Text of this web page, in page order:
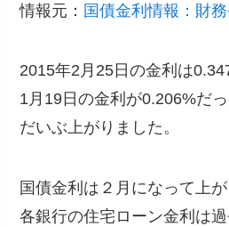
情報元： 国債金利情報：財
2015年2月25日の金利は
1月19日の金利が0.206%だ
だいぶ上がりました。
国債金利は２月になって上
各銀行の住宅ローン金利は